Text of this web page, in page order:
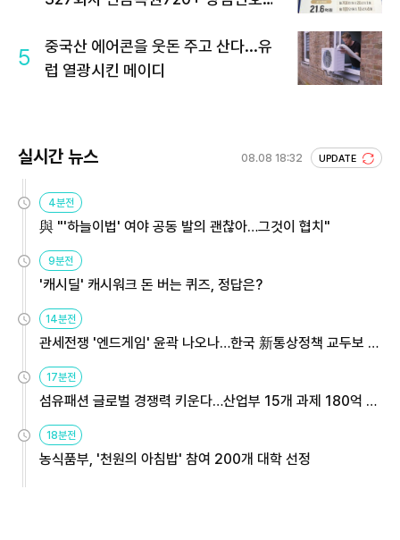
5
중국산 에어콘을 웃돈 주고 산다...유
럽 열광시킨 메이디
실시간 뉴스 08.08 18:32 UPDATE
4분전
與 "'하늘이법' 여야 공동 발의 괜찮아…그것이 협치"
9분전
'캐시딜' 캐시워크 돈 버는 퀴즈, 정답은?
14분전
관세전쟁 '엔드게임' 윤곽 나오나…한국 新통상정책 교두보 활
17분전
섬유패션 글로벌 경쟁력 키운다…산업부 15개 과제 180억 지
18분전
농식품부, '천원의 아침밥' 참여 200개 대학 선정